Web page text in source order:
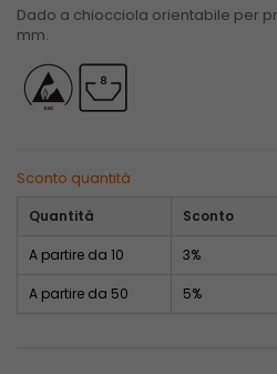
Dado a chiocciola orientabile per
mm.
Sconto quantità
Quantità Sconto
A partire da 10 3%
A partire da 50 5%